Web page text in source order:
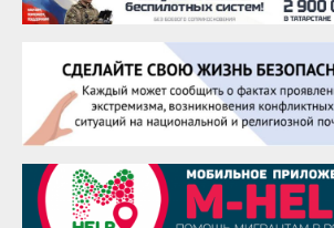
Сэсэгма Бубеева
28 августа
Чингиз Мустафаев
29 августа
Надежда Рослова
1 сентября
Гали Хасанов